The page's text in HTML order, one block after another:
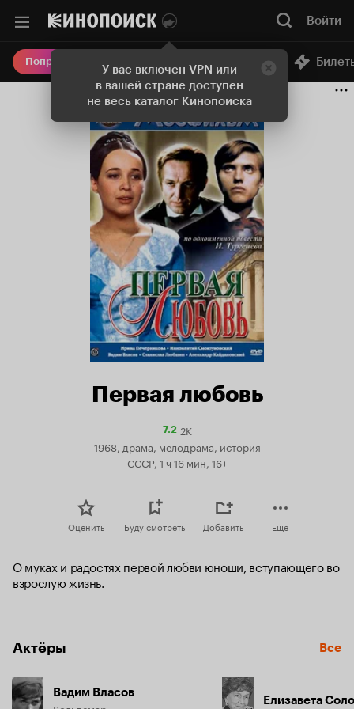
У вас включен VPN или
в вашей стране доступен
не весь каталог Кинопоиска
Войти
Попробовать Плюс Онлайн-кинотеатр
Первая любовь
7.2Рейтинг
2K
1968, драма, мелодрама, история
СССР, 1 ч 16 мин, 16+
Оценить Буду смотреть Добавить Еще
О муках и радостях первой любви юноши, вступающего во
взрослую жизнь.
Актёры Все
Вадим Власов
Елизавета